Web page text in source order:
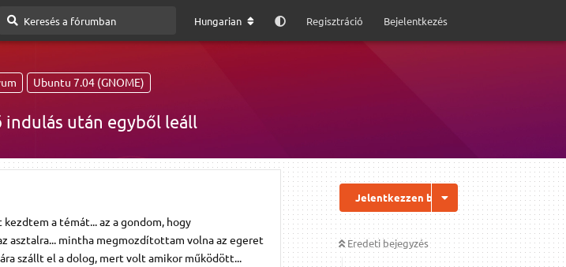
Hungarian Regisztráció Bejelentkezés
Ubuntu 7.04 (GNOME)
indulás után egyből leáll
Jelentkezzen be a válaszhoz
Eredeti bejegyzés
a témát... az a gondom, hogy
asztalra... mintha megmozdítottam volna az egeret
szállt el a dolog, mert volt amikor működött...